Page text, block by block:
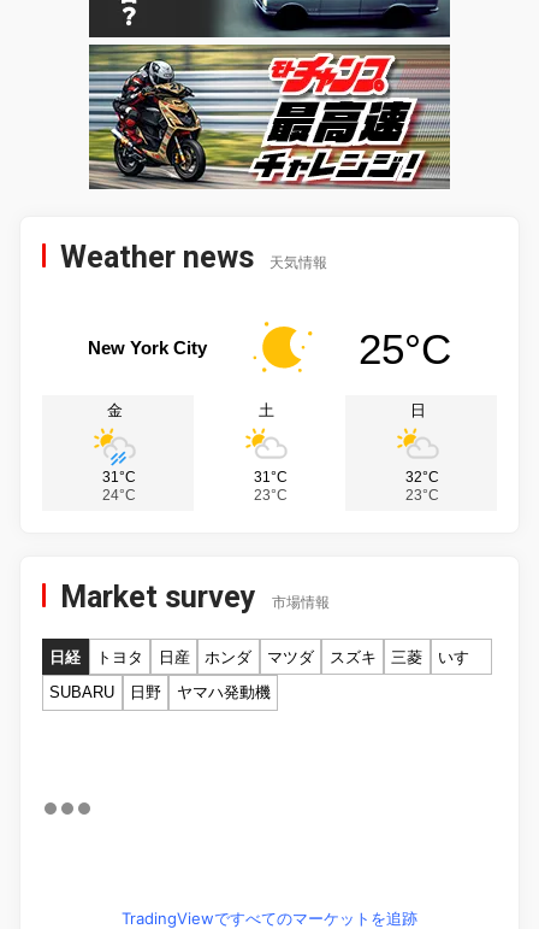
Weather news 天気情報
New York City 25°C
金
31°C
24°C
土
31°C
23°C
日
32°C
23°C
Market survey 市場情報
日経 トヨタ 日産 ホンダ マツダ スズキ 三菱
いすゞ
SUBARU
日野 ヤマハ発動機
TradingViewですべてのマーケットを追跡